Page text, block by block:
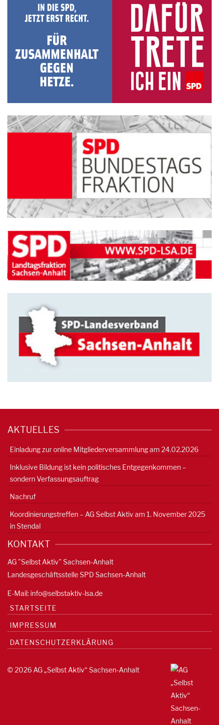
AKTUELLES
Einladung zur online Mitgliederversammlung am 24.02.2026
Inklusive Bildung ist kein politisches Entgegenkommen –
sondern Verfassungsauftrag
Nachruf
Koordinierungstreffen – AG Selbst Aktiv am 1. November 2025
in Stendal
KONTAKT
AG "Selbst Aktiv" Sachsen-Anhalt
Landesgeschäftsstelle SPD Sachsen-Anhalt
E-Mail: info@selbstaktiv-lsa.de
STARTSEITE
IMPRESSUM
DATENSCHUTZERKLÄRUNG
© 2026 AG „Selbst Aktiv“ Sachsen-Anhalt